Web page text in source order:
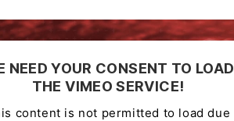
NEED YOUR CONSENT TO LOAD
THE VIMEO SERVICE!
content is not permitted to load due